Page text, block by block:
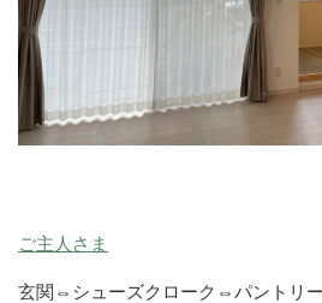
ご主人さま
玄関⇔シューズクローク⇔パントリ